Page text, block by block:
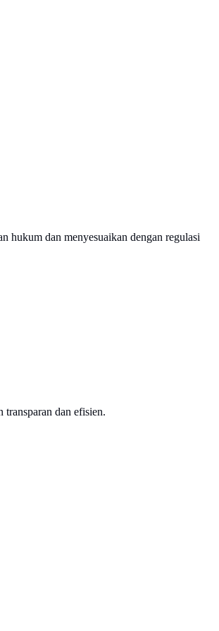
hukum dan menyesuaikan dengan regulasi
dan efisien.